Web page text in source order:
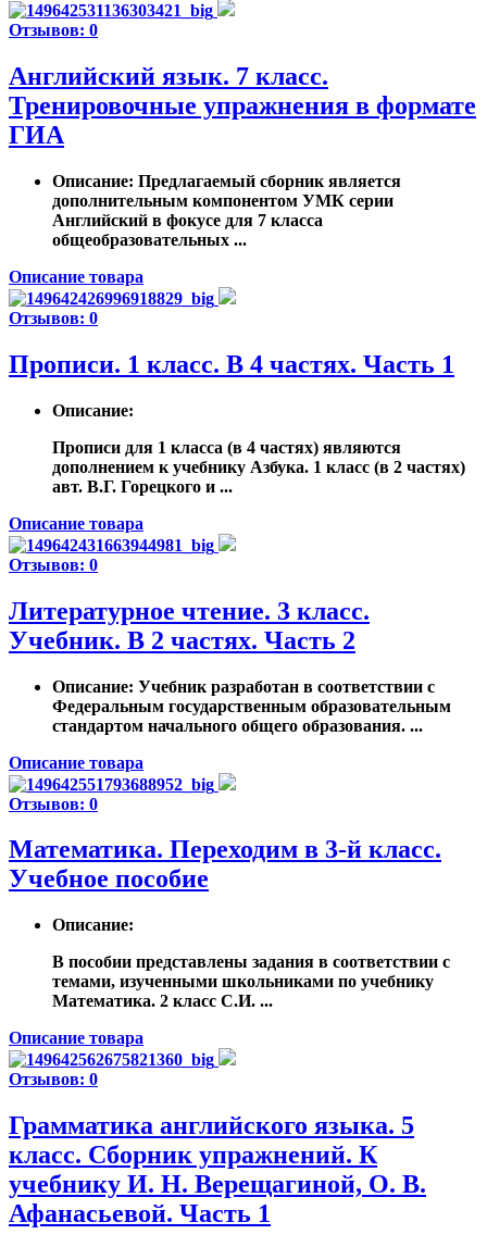
Отзывов: 0
Английский язык. 7 класс.
Тренировочные упражнения в формате
ГИА
Описание: Предлагаемый сборник является
дополнительным компонентом УМК серии
Английский в фокусе для 7 класса
общеобразовательных ...
Описание товара
Отзывов: 0
Прописи. 1 класс. В 4 частях. Часть 1
Описание:
Прописи для 1 класса (в 4 частях) являются
дополнением к учебнику Азбука. 1 класс (в 2 частях)
авт. В.Г. Горецкого и ...
Описание товара
Отзывов: 0
Литературное чтение. 3 класс.
Учебник. В 2 частях. Часть 2
Описание: Учебник разработан в соответствии с
Федеральным государственным образовательным
стандартом начального общего образования. ...
Описание товара
Отзывов: 0
Математика. Переходим в 3-й класс.
Учебное пособие
Описание:
В пособии представлены задания в соответствии с
темами, изученными школьниками по учебнику
Математика. 2 класс С.И. ...
Описание товара
Отзывов: 0
Грамматика английского языка. 5
класс. Сборник упражнений. К
учебнику И. Н. Верещагиной, О. В.
Афанасьевой. Часть 1